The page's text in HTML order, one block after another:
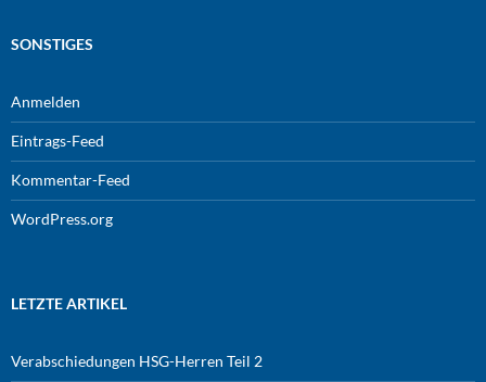
SONSTIGES
Anmelden
Eintrags-Feed
Kommentar-Feed
WordPress.org
LETZTE ARTIKEL
Verabschiedungen HSG-Herren Teil 2